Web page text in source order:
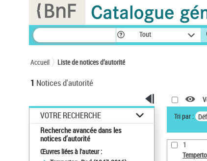
Tout
Accueil Liste de notices d’autorité
1 Notices d'autorité
VOTRE RECHERCHE
Recherche avancée dans les
notices d’autorité
Œuvres liées à l'auteur :
Tri par :
1
Panneau de gestion des cookies